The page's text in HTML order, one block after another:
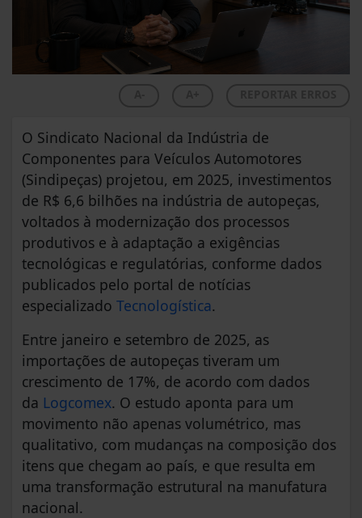
O Sindicato Nacional da Indústria de
Componentes para Veículos Automotores
(Sindipeças) projetou, em 2025, investimentos
de R$ 6,6 bilhões na indústria de autopeças,
voltados à modernização dos processos
produtivos e à adaptação a exigências
tecnológicas e regulatórias, conforme dados
publicados pelo portal de notícias
especializado Tecnologística.
Entre janeiro e setembro de 2025, as
importações de autopeças tiveram um
crescimento de 17%, de acordo com dados
da Logcomex. O estudo aponta para um
movimento não apenas volumétrico, mas
qualitativo, com mudanças na composição dos
itens que chegam ao país, e que resulta em
uma transformação estrutural na manufatura
nacional.